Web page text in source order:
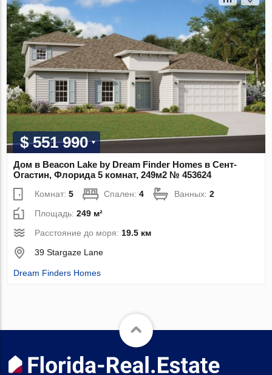
$ 551 990
Дом в Beacon Lake by Dream Finder Homes в Сент-
Огастин, Флорида 5 комнат, 249м2 № 453624
Комнат:5 Спален:4 Ванных:2
Площадь:249 м²
Расстояние до моря:19.5 км
39 Stargaze Lane
Dream Finders Homes